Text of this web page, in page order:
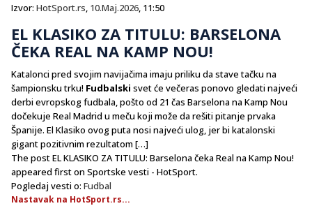
Izvor: HotSport.rs, 10.Maj.2026, 11:50
EL KLASIKO ZA TITULU: BARSELONA
ČEKA REAL NA KAMP NOU!
Katalonci pred svojim navijačima imaju priliku da stave tačku na
šampionsku trku! Fudbalski svet će večeras ponovo gledati najveći
derbi evropskog fudbala, pošto od 21 čas Barselona na Kamp Nou
dočekuje Real Madrid u meču koji može da rešiti pitanje prvaka
Španije. El Klasiko ovog puta nosi najveći ulog, jer bi katalonski
gigant pozitivnim rezultatom […]
The post EL KLASIKO ZA TITULU: Barselona čeka Real na Kamp Nou!
appeared first on Sportske vesti - HotSport.
Pogledaj vesti o: Fudbal
Nastavak na HotSport.rs...